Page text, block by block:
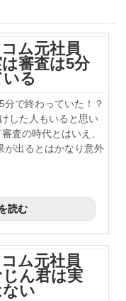
コム元社員
審査は5分
る
分で終わっていた！？
した人もいると思い
査の時代とはいえ、
が出るとはかなり意外
読む
コム元社員
ん君は実
い